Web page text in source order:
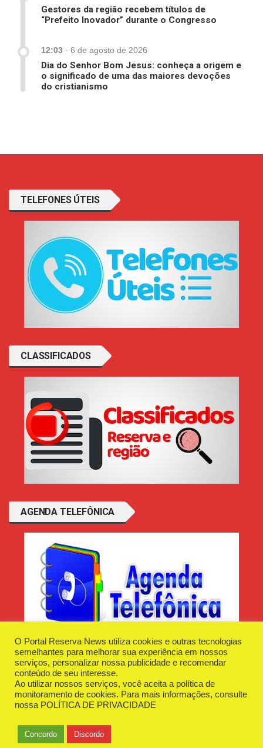
Gestores da região recebem títulos de
“Prefeito Inovador” durante o Congresso
12:03 - 6 de agosto de 2026
Dia do Senhor Bom Jesus: conheça a origem e
o significado de uma das maiores devoções
do cristianismo
TELEFONES ÚTEIS
CLASSIFICADOS
AGENDA TELEFÔNICA
Desenvolvido e Hospedado porPlugin Informática
Reserva News Tecnologia - CNPJ - 42.509.198/0001-83
O Portal Reserva News utiliza cookies e outras tecnologias
semelhantes para melhorar sua experiência em nossos
serviços, personalizar nossa publicidade e recomendar
conteúdo de seu interesse.
Ao utilizar nossos serviços, você aceita a política de
monitoramento de cookies. Para mais informações, consulte
nossa POLÍTICA DE PRIVACIDADE
Concordo Discordo